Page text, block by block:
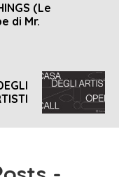
(Le
di Mr.